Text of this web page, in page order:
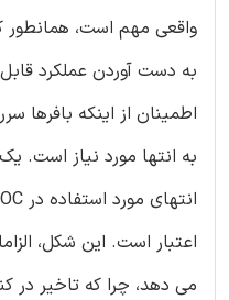
واقعی مهم است، همانطور
به دست آوردن عملکرد
اطمینان از اینکه بافرها
به انتها مورد نیاز است.
اعتبار است. این شکل،
می دهد، چرا که تاخیر در